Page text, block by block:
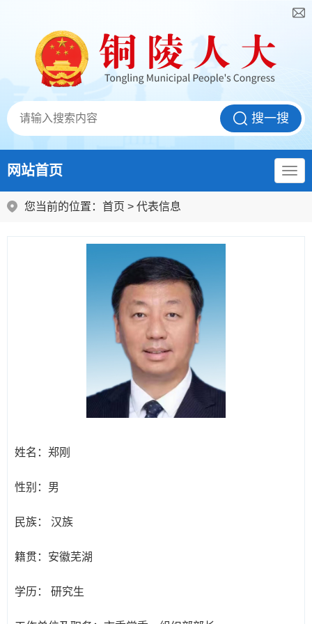
网站首页
您当前的位置： 首页 > 代表信息
姓名： 郑刚
性别： 男
民族： 汉族
籍贯： 安徽芜湖
学历： 研究生